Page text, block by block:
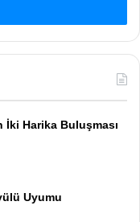
Harika Buluşması
Uyumu